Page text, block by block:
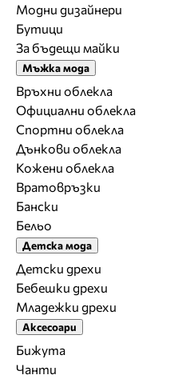
Модни дизайнери
Бутици
За бъдещи майки
Мъжка мода
Връхни облекла
Официални облекла
Спортни облекла
Дънкови облекла
Кожени облекла
Вратовръзки
Бански
Бельо
Детска мода
Детски дрехи
Бебешки дрехи
Младежки дрехи
Аксесоари
Бижута
Чанти